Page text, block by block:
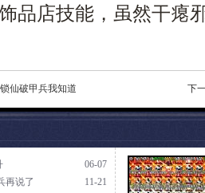
品店技能，虽然干瘪
仙破甲兵我知道 下
06-07
11-21
再说了